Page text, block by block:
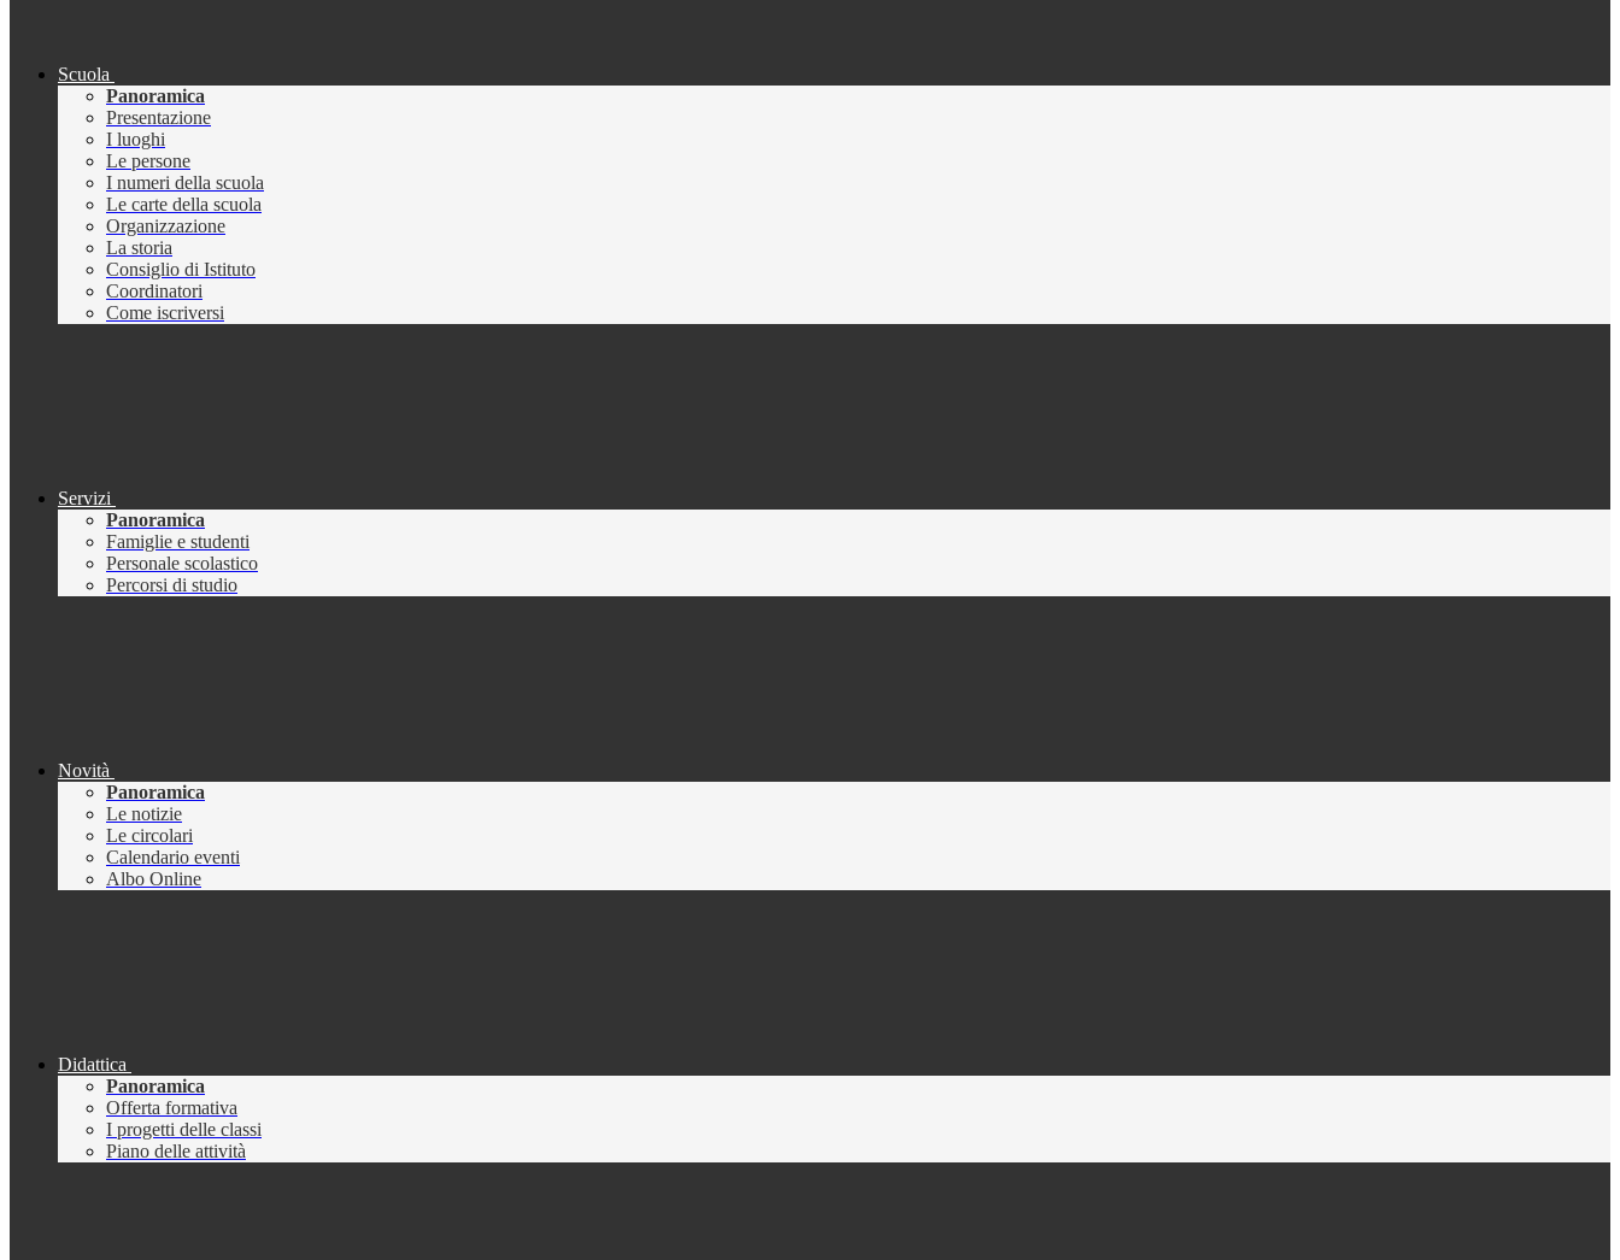
Scuola
Panoramica
Presentazione
I luoghi
Le persone
I numeri della scuola
Le carte della scuola
Organizzazione
La storia
Consiglio di Istituto
Coordinatori
Come iscriversi
Servizi
Panoramica
Famiglie e studenti
Personale scolastico
Percorsi di studio
Novità
Panoramica
Le notizie
Le circolari
Calendario eventi
Albo Online
Didattica
Panoramica
Offerta formativa
I progetti delle classi
Piano delle attività